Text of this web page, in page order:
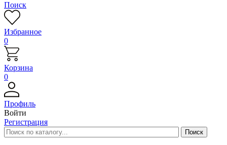
Поиск
Избранное
0
Корзина
0
Профиль
Войти
Регистрация